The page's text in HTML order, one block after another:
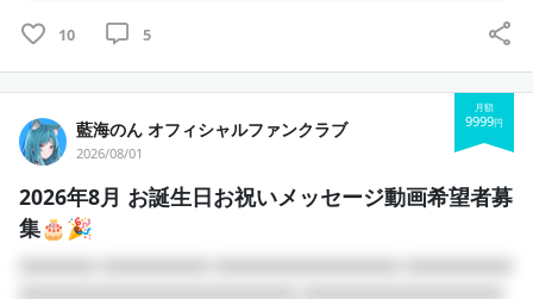
10 5
藍海のん オフィシャルファンクラブ
2026/08/01
月額
9999円
2026年8月 お誕生日お祝いメッセージ動画希望者募
集🎂🎉